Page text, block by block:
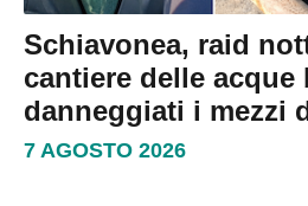
Schiavonea, raid
cantiere delle acque
danneggiati i mezzi
7 AGOSTO 2026